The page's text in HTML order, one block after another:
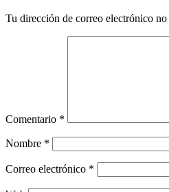
Tu dirección de correo electrónico no
Comentario *
Nombre *
Correo electrónico *